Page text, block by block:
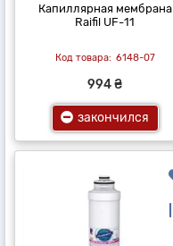
Капиллярная мембрана
Raifil UF-11
6148-07
994 ₴
закончился